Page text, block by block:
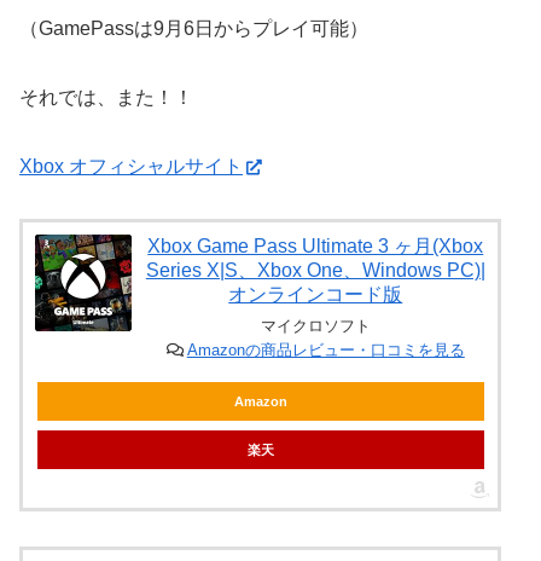
（GamePassは9月6日からプレイ可能）
それでは、また！！
Xbox オフィシャルサイト
Xbox Game Pass Ultimate 3 ヶ月(Xbox
Series X|S、Xbox One、Windows PC)|
オンラインコード版
マイクロソフト
Amazonの商品レビュー・口コミを見る
Amazon
楽天